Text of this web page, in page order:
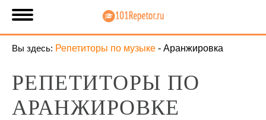
Вы здесь: Репетиторы по музыке - Аранжировка
РЕПЕТИТОРЫ ПО
АРАНЖИРОВКЕ